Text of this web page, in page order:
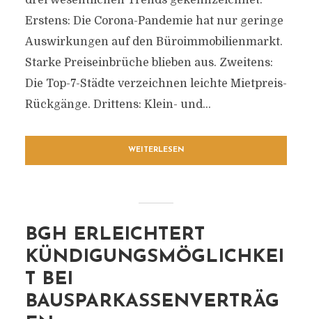
Erstens: Die Corona-Pandemie hat nur geringe
Auswirkungen auf den Büroimmobilienmarkt.
Starke Preiseinbrüche blieben aus. Zweitens:
Die Top-7-Städte verzeichnen leichte Mietpreis-
Rückgänge. Drittens: Klein- und...
WEITERLESEN
BGH ERLEICHTERT
KÜNDIGUNGSMÖGLICHKEI
T BEI
BAUSPARKASSENVERTRÄG